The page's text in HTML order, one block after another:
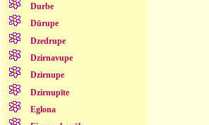
Durbe
Dūrupe
Dzedrupe
Dzirnavupe
Dzirnupe
Dzirnupīte
Eglona